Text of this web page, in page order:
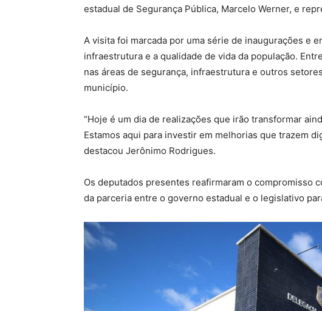
estadual de Segurança Pública, Marcelo Werner, e
A visita foi marcada por uma série de inaugurações e
infraestrutura e a qualidade de vida da população.
nas áreas de segurança, infraestrutura e outros
município.
“Hoje é um dia de realizações que irão transformar
Estamos aqui para investir em melhorias que trazem
destacou Jerônimo Rodrigues.
Os deputados presentes reafirmaram o compromisso
da parceria entre o governo estadual e o legislativo